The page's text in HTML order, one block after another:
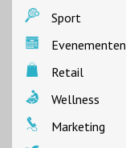
Sport
Evenementen
Retail
Wellness
Marketing